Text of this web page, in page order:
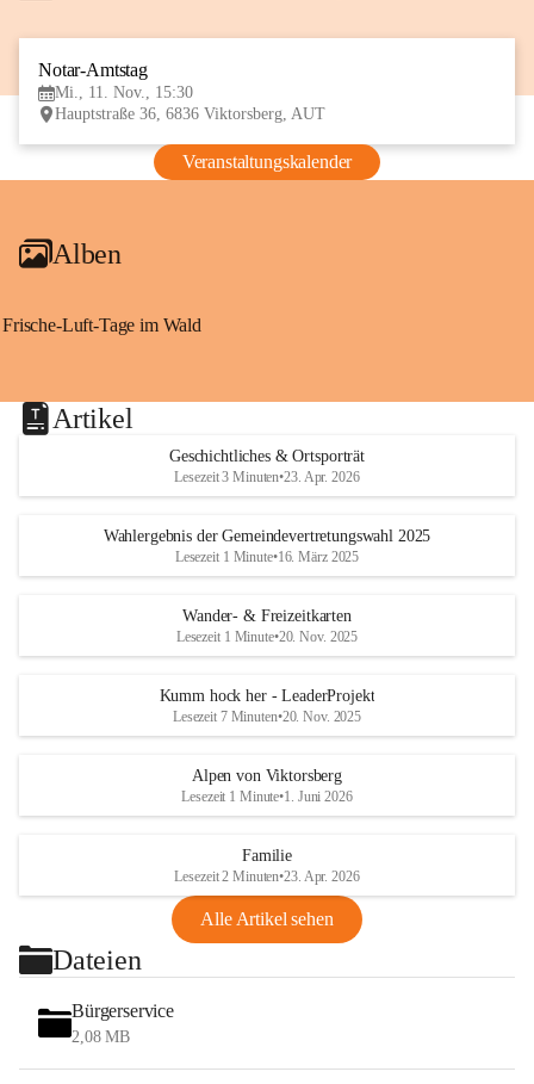
Notar-Amtstag
Mi., 11. Nov., 15:30
Hauptstraße 36, 6836 Viktorsberg, AUT
Veranstaltungskalender
Alben
Frische-Luft-Tage im Wald
Artikel
Geschichtliches & Ortsporträt
Lesezeit 3 Minuten•23. Apr. 2026
Wahlergebnis der Gemeindevertretungswahl 2025
Lesezeit 1 Minute•16. März 2025
Wander- & Freizeitkarten
Lesezeit 1 Minute•20. Nov. 2025
Kumm hock her - LeaderProjekt
Lesezeit 7 Minuten•20. Nov. 2025
Alpen von Viktorsberg
Lesezeit 1 Minute•1. Juni 2026
Familie
Lesezeit 2 Minuten•23. Apr. 2026
Alle Artikel sehen
Dateien
Bürgerservice
2,08 MB